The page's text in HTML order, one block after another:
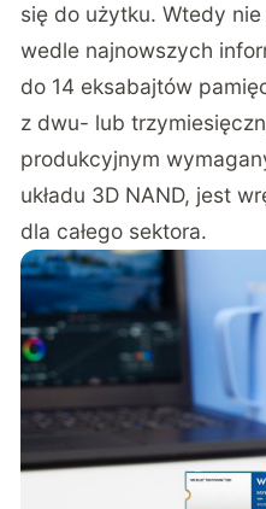
się do użytku. Wtedy
wedle najnowszych
do 14 eksabajtów
z dwu- lub
produkcyjnym
układu 3D NAND, jest
dla całego sektora.